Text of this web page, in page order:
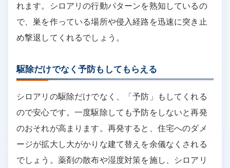
れます。シロアリの行動パターンを熟知しているの
で、巣を作っている場所や侵入経路を迅速に突き止
め撃退してくれるでしょう。
駆除だけでなく予防もしてもらえる
シロアリの駆除だけでなく、「予防」もしてくれる
ので安心です。一度駆除しても予防をしないと再発
のおそれが高まります。再発すると、住宅へのダメ
ージが拡大し大がかりな建て替えを余儀なくされる
でしょう。薬剤の散布や湿度対策を施し、シロアリ